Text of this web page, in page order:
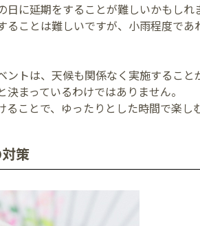
に延期をすることが難しいかもしれ
ることは難しいですが、小雨程度で
トは、天候も関係なく実施すること
まっているわけではありません。
ことで、ゆったりとした時間で楽し
策